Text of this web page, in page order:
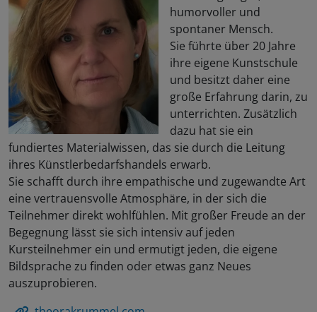
humorvoller und
spontaner Mensch.
Sie führte über 20 Jahre
ihre eigene Kunstschule
und besitzt daher eine
große Erfahrung darin, zu
unterrichten. Zusätzlich
dazu hat sie ein
fundiertes Materialwissen, das sie durch die Leitung
ihres Künstlerbedarfshandels erwarb.
Sie schafft durch ihre empathische und zugewandte Art
eine vertrauensvolle Atmosphäre, in der sich die
Teilnehmer direkt wohlfühlen. Mit großer Freude an der
Begegnung lässt sie sich intensiv auf jeden
Kursteilnehmer ein und ermutigt jeden, die eigene
Bildsprache zu finden oder etwas ganz Neues
auszuprobieren.